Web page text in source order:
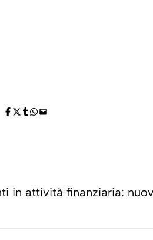
in attività finanziaria: